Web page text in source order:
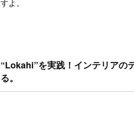
すよ。
“Lokahi”を実践！インテリアの
る。